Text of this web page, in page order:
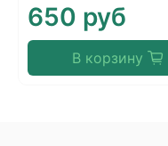
650 руб
В корзину